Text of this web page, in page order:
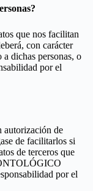
que nos facilitan
con carácter
dichas personas, o
por el
autorización de
de facilitarlos si
de terceros que
por el